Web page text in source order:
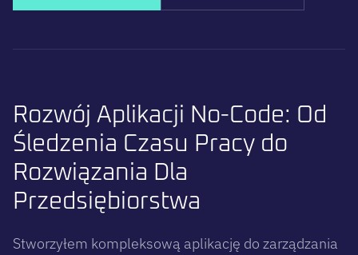
Rozwój Aplikacji No-Code: Od
Śledzenia Czasu Pracy do
Rozwiązania Dla
Przedsiębiorstwa
Stworzyłem kompleksową aplikację do zarządzania